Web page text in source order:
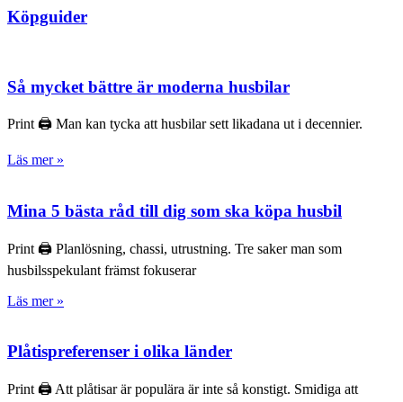
Köpguider
Så mycket bättre är moderna husbilar
Print 🖨 Man kan tycka att husbilar sett likadana ut i decennier.
Läs mer »
Mina 5 bästa råd till dig som ska köpa husbil
Print 🖨 Planlösning, chassi, utrustning. Tre saker man som
husbilsspekulant främst fokuserar
Läs mer »
Plåtispreferenser i olika länder
Print 🖨 Att plåtisar är populära är inte så konstigt. Smidiga att